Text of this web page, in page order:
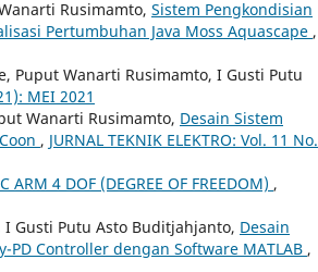
Rusimamto, Sistem Pengkondisian
Pertumbuhan Java Moss Aquascape ,
Puput Wanarti Rusimamto, I Gusti Putu
MEI 2021
Wanarti Rusimamto, Desain Sistem
, JURNAL TEKNIK ELEKTRO: Vol. 11 No.
ARM 4 DOF (DEGREE OF FREEDOM) ,
Gusti Putu Asto Buditjahjanto, Desain
Controller dengan Software MATLAB ,